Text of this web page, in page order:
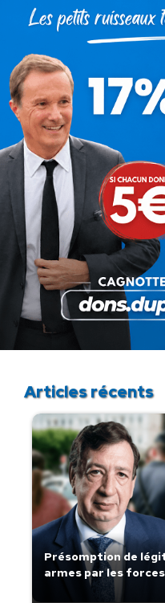
28
La
24
Rechercher
Recherche
Articles récents
Présomption de
armes par les forces